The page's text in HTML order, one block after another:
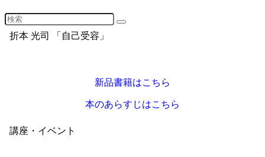
折本 光司 「自己受容」
新品書籍はこちら
本のあらすじはこちら
講座・イベント